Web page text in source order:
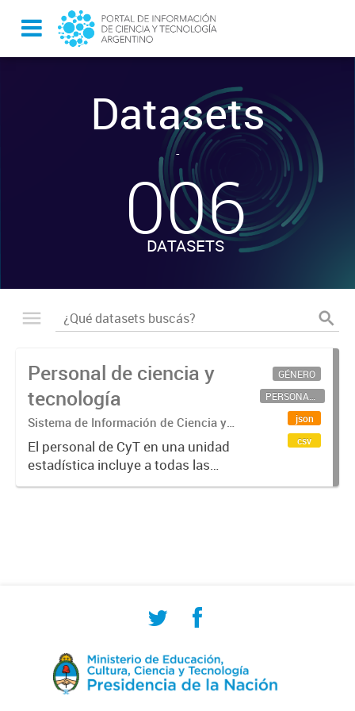
Datasets
-
006
DATASETS
Personal de ciencia y
tecnología
Sistema de Información de Ciencia y
Tecnología Argentino (SICYTAR)
El personal de CyT en una unidad
estadística incluye a todas las
personas involucradas
GÉNERO
PERSONAL CIENTÍFICO-TECNOLÓGICO
json
csv